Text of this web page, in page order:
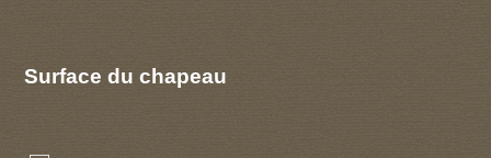
Surface du chapeau